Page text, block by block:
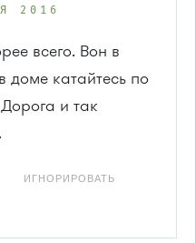
2016
всего. Вон в
доме катайтесь по
и так
ИГНОРИРОВАТЬ